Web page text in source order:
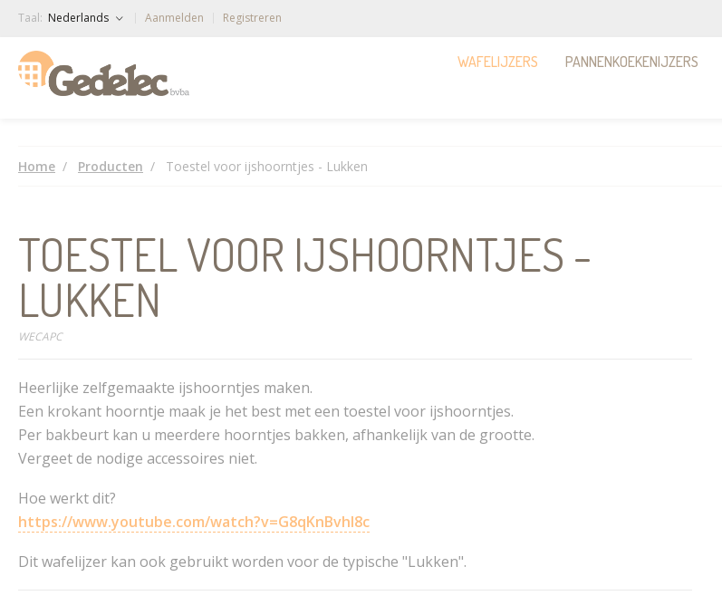
Taal: Nederlands Aanmelden Registreren
WAFELIJZERS PANNENKOEKENIJZERS
Home Producten Toestel voor ijshoorntjes - Lukken
TOESTEL VOOR IJSHOORNTJES -
LUKKEN
WECAPC
Heerlijke zelfgemaakte ijshoorntjes maken.
Een krokant hoorntje maak je het best met een toestel voor ijshoorntjes.
Per bakbeurt kan u meerdere hoorntjes bakken, afhankelijk van de grootte.
Vergeet de nodige accessoires niet.
Hoe werkt dit?
https://www.youtube.com/watch?v=G8qKnBvhl8c
Dit wafelijzer kan ook gebruikt worden voor de typische "Lukken".